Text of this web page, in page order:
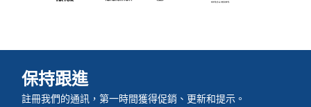
保持跟進
註冊我們的通訊，第一時間獲得促銷、更新和提示。